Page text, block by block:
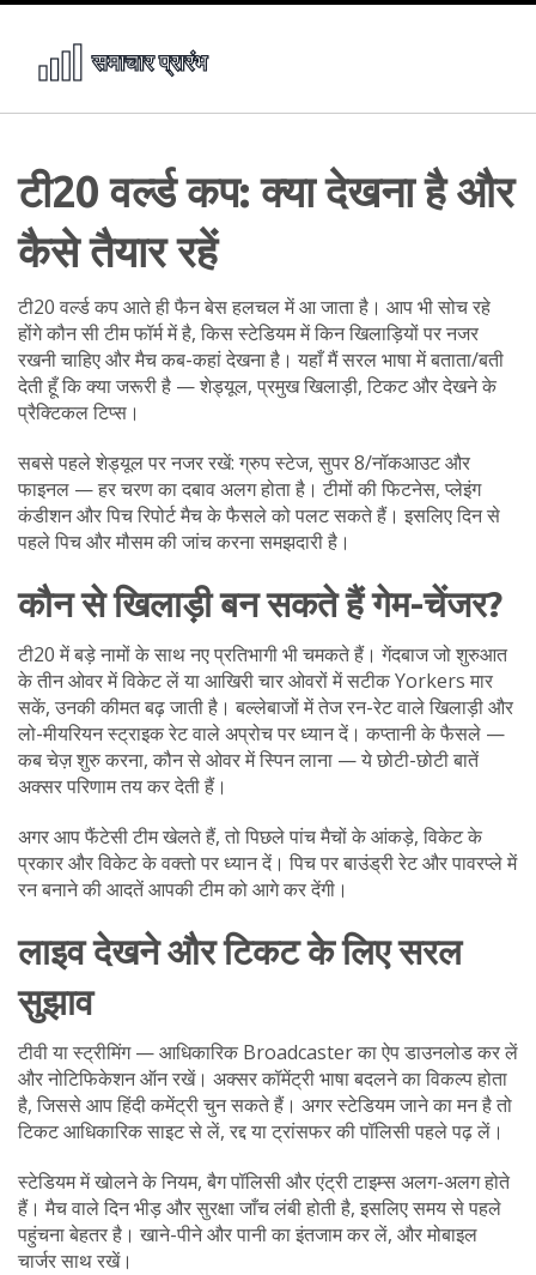
टी20 वर्ल्ड कप: क्या देखना है और
कैसे तैयार रहें
टी20 वर्ल्ड कप आते ही फैन बेस हलचल में आ जाता है। आप भी सोच रहे
होंगे कौन सी टीम फॉर्म में है, किस स्टेडियम में किन खिलाड़ियों पर नजर
रखनी चाहिए और मैच कब-कहां देखना है। यहाँ मैं सरल भाषा में बताता/बती
देती हूँ कि क्या जरूरी है — शेड्यूल, प्रमुख खिलाड़ी, टिकट और देखने के
प्रैक्टिकल टिप्स।
सबसे पहले शेड्यूल पर नजर रखें: ग्रुप स्टेज, सुपर 8/नॉकआउट और
फाइनल — हर चरण का दबाव अलग होता है। टीमों की फिटनेस, प्लेइंग
कंडीशन और पिच रिपोर्ट मैच के फैसले को पलट सकते हैं। इसलिए दिन से
पहले पिच और मौसम की जांच करना समझदारी है।
कौन से खिलाड़ी बन सकते हैं गेम-चेंजर?
टी20 में बड़े नामों के साथ नए प्रतिभागी भी चमकते हैं। गेंदबाज जो शुरुआत
के तीन ओवर में विकेट लें या आखिरी चार ओवरों में सटीक Yorkers मार
सकें, उनकी कीमत बढ़ जाती है। बल्लेबाजों में तेज रन-रेट वाले खिलाड़ी और
लो-मीयरियन स्ट्राइक रेट वाले अप्रोच पर ध्यान दें। कप्तानी के फैसले —
कब चेज़ शुरु करना, कौन से ओवर में स्पिन लाना — ये छोटी-छोटी बातें
अक्सर परिणाम तय कर देती हैं।
अगर आप फैंटेसी टीम खेलते हैं, तो पिछले पांच मैचों के आंकड़े, विकेट के
प्रकार और विकेट के वक्तो पर ध्यान दें। पिच पर बाउंड्री रेट और पावरप्ले में
रन बनाने की आदतें आपकी टीम को आगे कर देंगी।
लाइव देखने और टिकट के लिए सरल
सुझाव
टीवी या स्ट्रीमिंग — आधिकारिक Broadcaster का ऐप डाउनलोड कर लें
और नोटिफिकेशन ऑन रखें। अक्सर कॉमेंट्री भाषा बदलने का विकल्प होता
है, जिससे आप हिंदी कमेंट्री चुन सकते हैं। अगर स्टेडियम जाने का मन है तो
टिकट आधिकारिक साइट से लें, रद्द या ट्रांसफर की पॉलिसी पहले पढ़ लें।
स्टेडियम में खोलने के नियम, बैग पॉलिसी और एंट्री टाइम्स अलग-अलग होते
हैं। मैच वाले दिन भीड़ और सुरक्षा जाँच लंबी होती है, इसलिए समय से पहले
पहुंचना बेहतर है। खाने-पीने और पानी का इंतजाम कर लें, और मोबाइल
चार्जर साथ रखें।